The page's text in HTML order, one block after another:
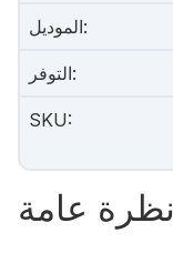
الموديل:
التوفر:
SKU:
نظرة عامة